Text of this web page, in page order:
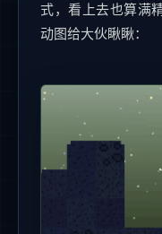
式，看上去也算满
动图给大伙瞅瞅：